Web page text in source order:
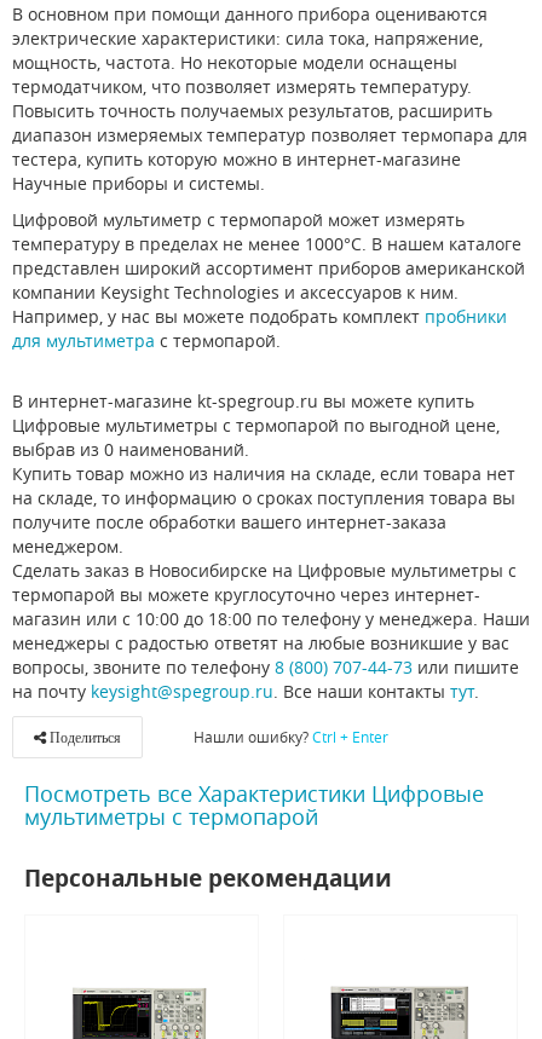
В основном при помощи данного прибора оцениваются
электрические характеристики: сила тока, напряжение,
мощность, частота. Но некоторые модели оснащены
термодатчиком, что позволяет измерять температуру.
Повысить точность получаемых результатов, расширить
диапазон измеряемых температур позволяет термопара для
тестера, купить которую можно в интернет-магазине
Научные приборы и системы.
Цифровой мультиметр с термопарой может измерять
температуру в пределах не менее 1000°С. В нашем каталоге
представлен широкий ассортимент приборов американской
компании Keysight Technologies и аксессуаров к ним.
Например, у нас вы можете подобрать комплект пробники
для мультиметра с термопарой.
В интернет-магазине kt-spegroup.ru вы можете купить
Цифровые мультиметры с термопарой по выгодной цене,
выбрав из 0 наименований.
Купить товар можно из наличия на складе, если товара нет
на складе, то информацию о сроках поступления товара вы
получите после обработки вашего интернет-заказа
менеджером.
Сделать заказ в Новосибирске на Цифровые мультиметры с
термопарой вы можете круглосуточно через интернет-
магазин или с 10:00 до 18:00 по телефону у менеджера. Наши
менеджеры с радостью ответят на любые возникшие у вас
вопросы, звоните по телефону 8 (800) 707-44-73 или пишите
на почту keysight@spegroup.ru . Все наши контакты тут.
Поделиться Нашли ошибку?Ctrl + Enter
Посмотреть все Характеристики Цифровые
мультиметры с термопарой
Персональные рекомендации